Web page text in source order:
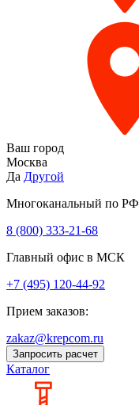
Ваш город
Москва
Да Другой
Многоканальный по РФ
8 (800) 333‑21-68
Главный офис в МСК
+7 (495) 120-44-92
Прием заказов:
zakaz@krepcom.ru
Запросить расчет
Каталог